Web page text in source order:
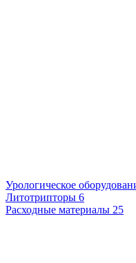
Урологическое
Литотрипторы 6
Расходные материалы 25